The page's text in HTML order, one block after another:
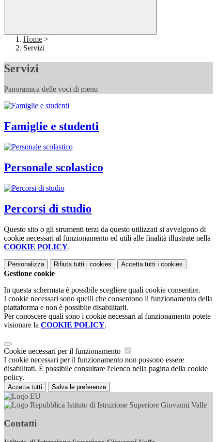
Home >
Servizi
Servizi
Panoramica delle voci di menu
Famiglie e studenti
Personale scolastico
Percorsi di studio
Questo sito o gli strumenti terzi da questo utilizzati si avvalgono di
cookie necessari al funzionamento ed utili alle finalità illustrate nella
COOKIE POLICY.
Personalizza Rifiuta tutti i cookies Accetta tutti i cookies
Gestione cookie
In questa schermata è possibile scegliere quali cookie consentire.
I cookie necessari sono quelli che consentono il funzionamento della
piattaforma e non è possibile disabilitarli.
Per conoscere quali sono i cookie necessari al funzionamento potete
visionare la COOKIE POLICY.
Cookie necessari per il funzionamento
I cookie necessari per il funzionamento non possono essere
disabilitati. È possibile consultare l'elenco nella pagina della cookie
policy.
Accetta tutti Salva le preferenze
Istituto di Istruzione Superiore Giovanni Valle
Contatti